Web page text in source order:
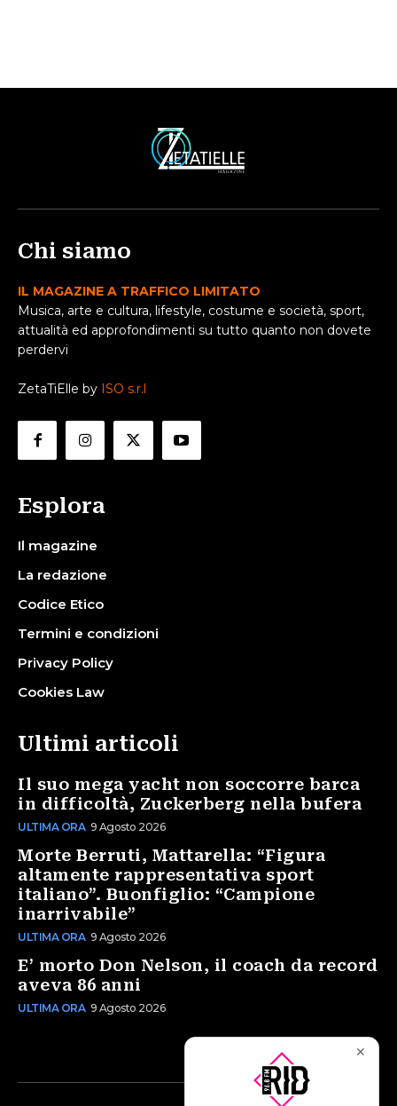
Chi siamo
IL MAGAZINE A TRAFFICO LIMITATO
Musica, arte e cultura, lifestyle, costume e società, sport,
attualità ed approfondimenti su tutto quanto non dovete
perdervi
ZetaTiElle by ISO s.r.l
Esplora
Il magazine
La redazione
Codice Etico
Termini e condizioni
Privacy Policy
Cookies Law
Ultimi articoli
Il suo mega yacht non soccorre barca
in difficoltà, Zuckerberg nella bufera
ULTIMA ORA 9 Agosto 2026
Morte Berruti, Mattarella: “Figura
altamente rappresentativa sport
italiano”. Buonfiglio: “Campione
inarrivabile”
ULTIMA ORA 9 Agosto 2026
E’ morto Don Nelson, il coach da record
aveva 86 anni
ULTIMA ORA 9 Agosto 2026
✕